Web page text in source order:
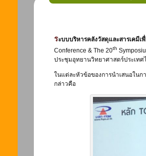
ระบบบริหารคลังวัสดุและสารเคมีเ
Conference & The 20th
ประชุมอุทยานวิทยาศาสตร์ประเท
ในแต่ละหัวข้อของการนำเสนอใน
กล่าวคือ